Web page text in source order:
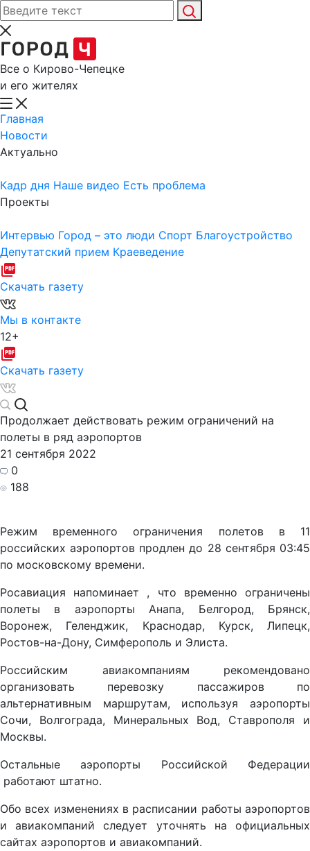
Все о Кирово-Чепецке
и его жителях
Главная
Новости
Актуально
Кадр дня Наше видео Есть проблема
Проекты
Интервью Город – это люди Спорт Благоустройство
Депутатский прием Краеведение
Скачать газету
Мы в контакте
12+
Скачать газету
Продолжает действовать режим ограничений на
полеты в ряд аэропортов
21 сентября 2022
0
188
Режим временного ограничения полетов в 11
российских аэропортов продлен до 28 сентября 03:45
по московскому времени.
Росавиация напоминает , что временно ограничены
полеты в аэропорты Анапа, Белгород, Брянск,
Воронеж, Геленджик, Краснодар, Курск, Липецк,
Ростов-на-Дону, Симферополь и Элиста.
Российским авиакомпаниям рекомендовано
организовать перевозку пассажиров по
альтернативным маршрутам, используя аэропорты
Сочи, Волгограда, Минеральных Вод, Ставрополя и
Москвы.
Остальные аэропорты Российской Федерации
работают штатно.
Обо всех изменениях в расписании работы аэропортов
и авиакомпаний следует уточнять на официальных
сайтах аэропортов и авиакомпаний.